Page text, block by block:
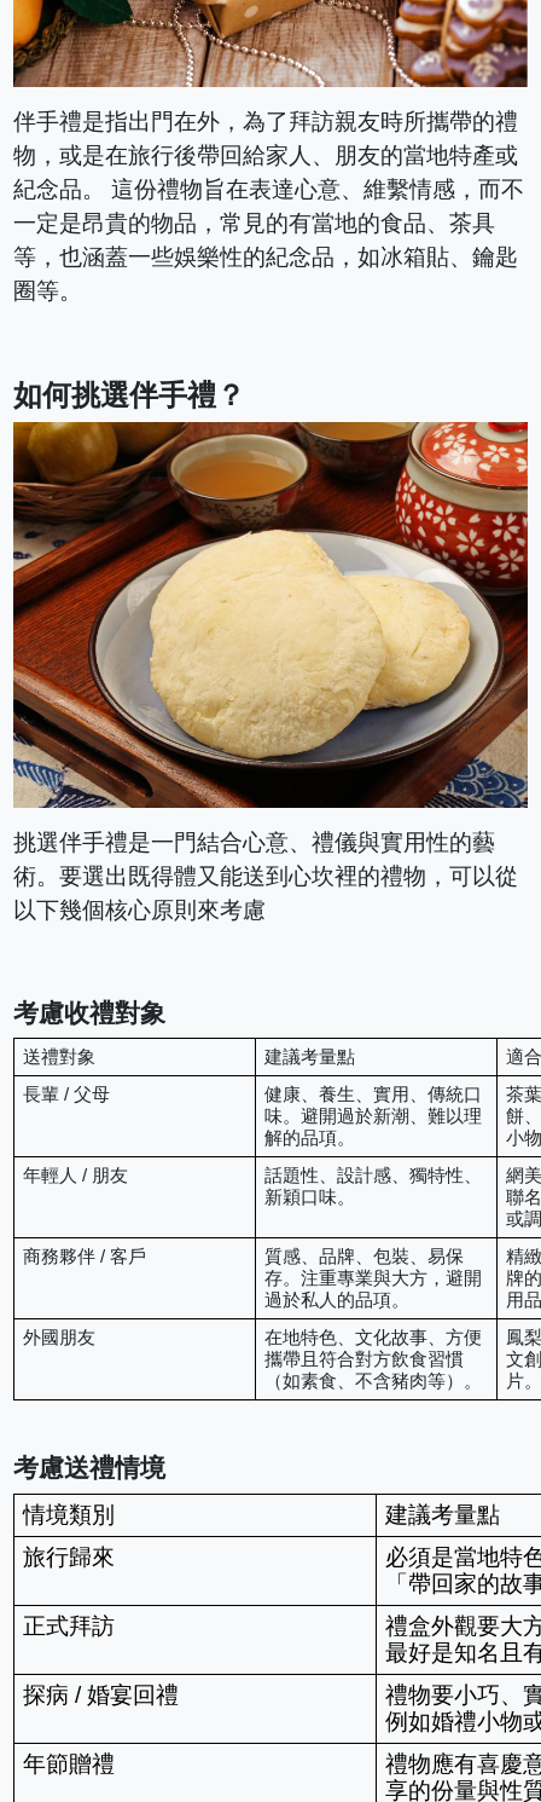
伴手禮是指出門在外，為了拜訪親友時所攜帶的禮
物，或是在旅行後帶回給家人、朋友的當地特產或
紀念品。 這份禮物旨在表達心意、維繫情感，而不
一定是昂貴的物品，常見的有當地的食品、茶具
等，也涵蓋一些娛樂性的紀念品，如冰箱貼、鑰匙
圈等。
如何挑選伴手禮？
挑選伴手禮是一門結合心意、禮儀與實用性的藝
術。要選出既得體又能送到心坎裡的禮物，可以從
以下幾個核心原則來考慮
考慮收禮對象
送禮對象 建議考量點
適
長輩 / 父母
健康、養生、實用、傳統口
味。避開過於新潮、難以理
解的品項。
茶
餅
小
年輕人 / 朋友
話題性、設計感、獨特性、
新穎口味。
網
聯
或
商務夥伴 / 客戶
質感、品牌、包裝、易保
存。注重專業與大方，避開
過於私人的品項。
精
牌
用
外國朋友
在地特色、文化故事、方便
攜帶且符合對方飲食習慣
（如素食、不含豬肉等）。
鳳
文
片。
考慮送禮情境
情境類別
建議考量點
旅行歸來
必須是當地特
「帶回家的故
正式拜訪
禮盒外觀要大
最好是知名且
探病 / 婚宴回禮
禮物要小巧、
例如婚禮小物
年節贈禮
禮物應有喜慶
享的份量與性